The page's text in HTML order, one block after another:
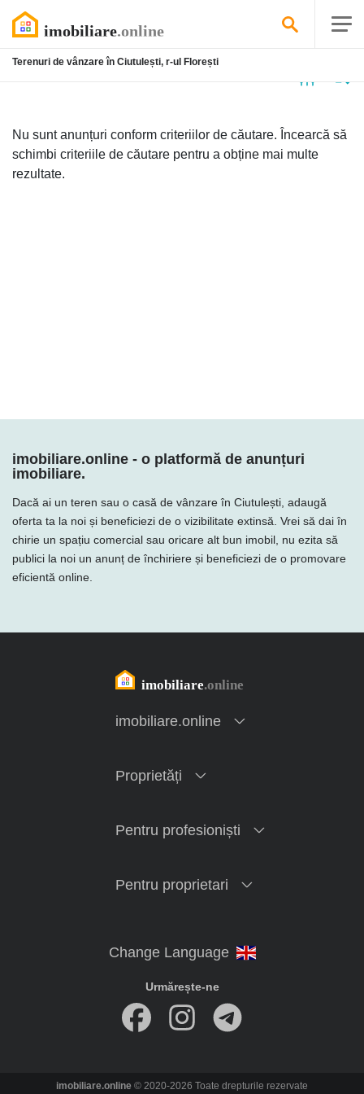
Terenuri de vânzare în Ciutulești, r-ul Florești
Nu sunt anunțuri conform criteriilor de căutare. Încearcă să
schimbi criteriile de căutare pentru a obține mai multe
rezultate.
imobiliare.online - o platformă de anunțuri
imobiliare.
Dacă ai un teren sau o casă de vânzare în Ciutulești, adaugă
oferta ta la noi și beneficiezi de o vizibilitate extinsă. Vrei să dai în
chirie un spațiu comercial sau oricare alt bun imobil, nu ezita să
publici la noi un anunț de închiriere și beneficiezi de o promovare
eficientă online.
imobiliare.online
Proprietăți
Pentru profesioniști
Pentru proprietari
Urmărește-ne
imobiliare.online © 2020-2026 Toate drepturile rezervate